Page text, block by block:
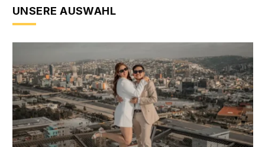
UNSERE AUSWAHL